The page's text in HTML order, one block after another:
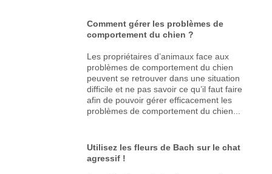
Comment gérer les problèmes de
comportement du chien ?
Les propriétaires d’animaux face aux
problèmes de comportement du chien
peuvent se retrouver dans une situation
difficile et ne pas savoir ce qu’il faut faire
afin de pouvoir gérer efficacement les
problèmes de comportement du chien...
Utilisez les fleurs de Bach sur le chat
agressif !